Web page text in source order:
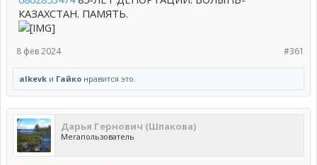
КАЗАХСТАН. ПАМЯТЬ.
#361
8 фев 2024
alkevk и Гайко нравится это.
Дарья Гернович (Шпакова)
Мегапользователь